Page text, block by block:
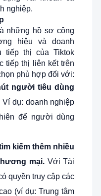
nghiệp.
những hồ sơ công
hiệu và doanh
tiếp thị của Tiktok
tiếp thị liên kết trên
phù hợp đối với:
người tiêu dùng
Ví dụ: doanh nghiệp
để người dùng
kiếm thêm nhiều
mại.Với Tài
quyền truy cập các
(ví dụ: Trung tâm